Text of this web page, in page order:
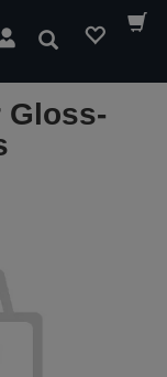
Cerca
Gloss-